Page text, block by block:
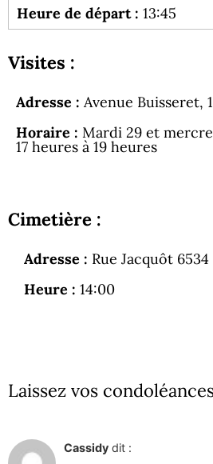
Heure de départ : 13:45
Visites :
Adresse : Avenue Buisseret,
Horaire : Mardi 29 et
17 heures à 19 heures
Cimetière :
Adresse : Rue Jacquôt
Heure : 14:00
Laissez vos
Cassidy dit :